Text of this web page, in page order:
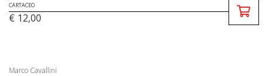
CARTACEO
€ 12,00
Marco Cavallini